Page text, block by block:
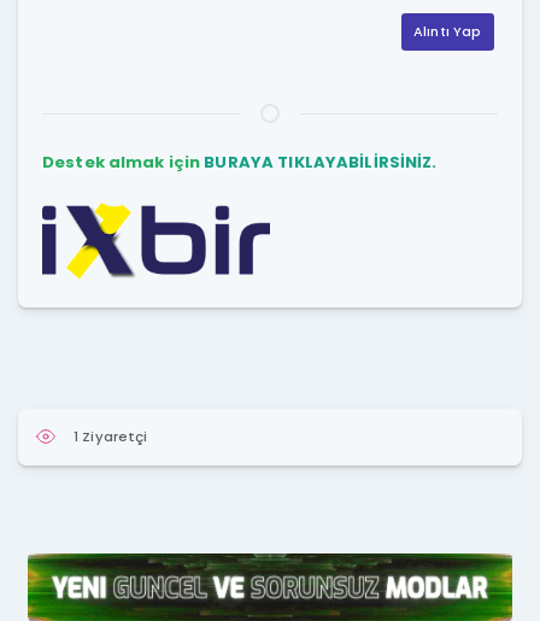
Alıntı Yap
Destek almak için BURAYA TIKLAYABİLİRSİNİZ.
1 Ziyaretçi